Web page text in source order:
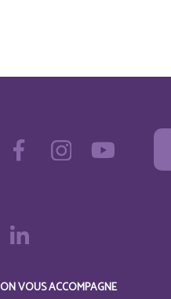
ON VOUS ACCOMPAGNE